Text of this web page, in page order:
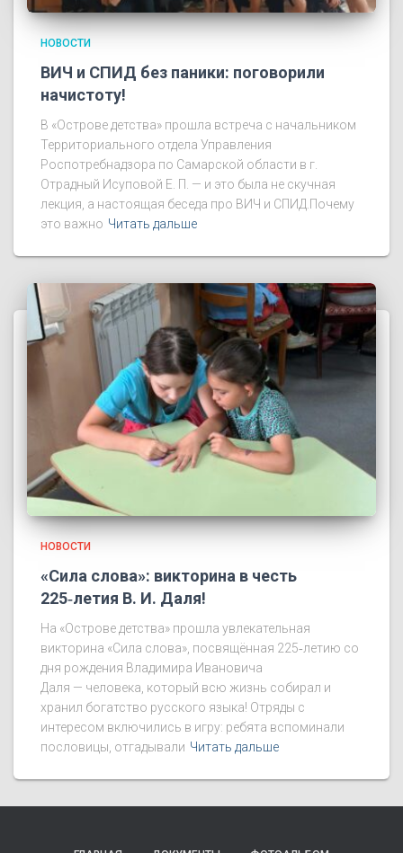
НОВОСТИ
ВИЧ и СПИД без паники: поговорили
начистоту!
В «Острове детства» прошла встреча с начальником
Территориального отдела Управления
Роспотребнадзора по Самарской области в г.
Отрадный Исуповой Е. П. — и это была не скучная
лекция, а настоящая беседа про ВИЧ и СПИД.Почему
это важно Читать дальше
НОВОСТИ
«Сила слова»: викторина в честь
225‑летия В. И. Даля!
На «Острове детства» прошла увлекательная
викторина «Сила слова», посвящённая 225‑летию со
дня рождения Владимира Ивановича
Даля — человека, который всю жизнь собирал и
хранил богатство русского языка! Отряды с
интересом включились в игру: ребята вспоминали
пословицы, отгадывали Читать дальше